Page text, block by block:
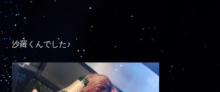
沙羅くんでした♪